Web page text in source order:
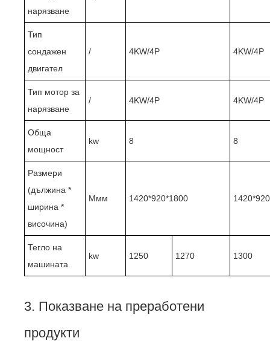
нарязване
Тип
сондажен
двигател
/ 4KW/4P 4KW/4P
Тип мотор за
нарязване
/ 4KW/4P 4KW/4P
Обща
мощност
kw 8 8
Размери
(дължина *
ширина *
височина)
Ммм 1420*920*1800
Тегло на
машината
kw 1250 1270 1300
3. Показване на преработени
продукти